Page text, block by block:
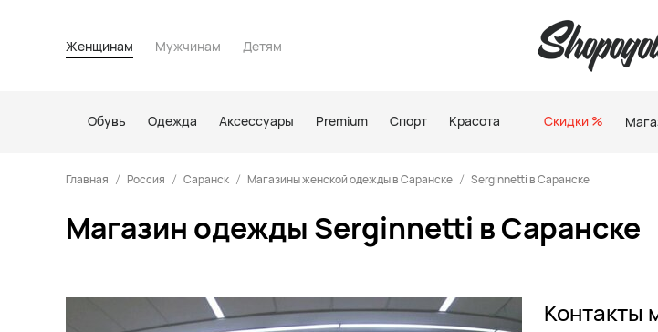
Женщинам Мужчинам Детям
Обувь Одежда Аксессуары Premium Спорт Красота Скидки %
Главная Россия Саранск Магазины женской одежды в Саранске Serginnetti в Саранске
Магазин одежды Serginnetti в Саранске
Контакты